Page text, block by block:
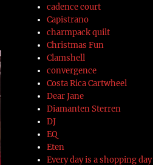
cadence court
Capistrano
charmpack quilt
Christmas Fun
Clamshell
convergence
Costa Rica Cartwheel
Dear Jane
Diamanten Sterren
DJ
EQ
Eten
Every day is a shopping day